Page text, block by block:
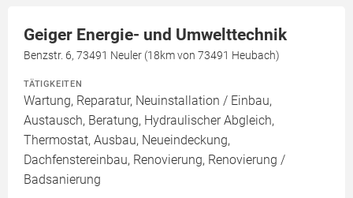
Geiger Energie- und Umwelttechnik
Benzstr. 6, 73491 Neuler (18km von 73491 Heubach)
TÄTIGKEITEN
Wartung, Reparatur, Neuinstallation / Einbau,
Austausch, Beratung, Hydraulischer Abgleich,
Thermostat, Ausbau, Neueindeckung,
Dachfenstereinbau, Renovierung, Renovierung /
Badsanierung